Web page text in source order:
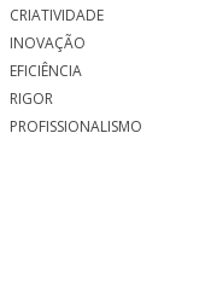
CRIATIVIDADE
INOVAÇÃO
EFICIÊNCIA
RIGOR
PROFISSIONALISMO